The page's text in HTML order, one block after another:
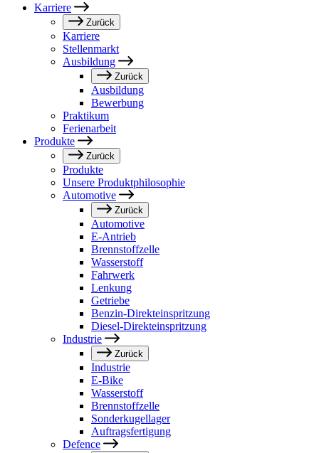
Karriere
Zurück
Karriere
Stellenmarkt
Ausbildung
Zurück
Ausbildung
Bewerbung
Praktikum
Ferienarbeit
Produkte
Zurück
Produkte
Unsere Produktphilosophie
Automotive
Zurück
Automotive
E-Antrieb
Brennstoffzelle
Wasserstoff
Fahrwerk
Lenkung
Getriebe
Benzin-Direkteinspritzung
Diesel-Direkteinspritzung
Industrie
Zurück
Industrie
E-Bike
Wasserstoff
Brennstoffzelle
Sonderkugellager
Auftragsfertigung
Defence